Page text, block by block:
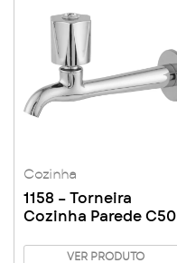
Cozinha
1158 – Torneira
Cozinha Parede C50
VER PRODUTO